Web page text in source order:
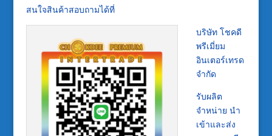
สนใจสินค้าสอบถามได้ที่
บริษัท โชคดี
พรีเมี่ยม
อินเตอร์เทรด
จำกัด
รับผลิต
จำหน่าย นำ
เข้าและส่ง